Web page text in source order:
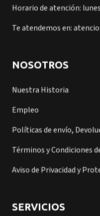
Horario de atención:
Te atendemos en:
NOSOTROS
Nuestra Historia
Empleo
Políticas de envío,
Términos y Condiciones
Aviso de Privacidad y
SERVICIOS